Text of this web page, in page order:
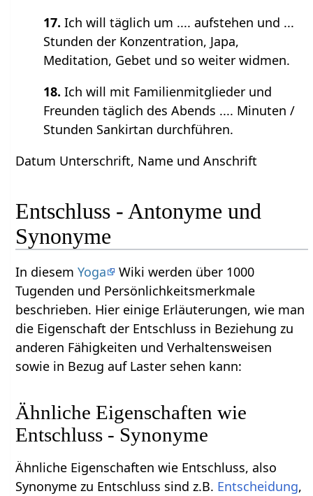
17. Ich will täglich um .... aufstehen und ...
Stunden der Konzentration, Japa,
Meditation, Gebet und so weiter widmen.
18. Ich will mit Familienmitglieder und
Freunden täglich des Abends .... Minuten /
Stunden Sankirtan durchführen.
Datum Unterschrift, Name und Anschrift
Entschluss - Antonyme und
Synonyme
In diesemYoga
Wiki werden über 1000
Tugenden und Persönlichkeitsmerkmale
beschrieben. Hier einige Erläuterungen, wie man
die Eigenschaft der Entschluss in Beziehung zu
anderen Fähigkeiten und Verhaltensweisen
sowie in Bezug auf Laster sehen kann:
Ähnliche Eigenschaften wie
Entschluss - Synonyme
Ähnliche Eigenschaften wie Entschluss, also
Synonyme zu Entschluss sind z.B. Entscheidung,